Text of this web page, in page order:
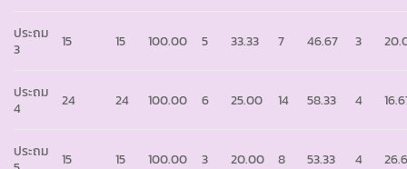
ประถม
3
15 15 100.00 5 33.33 7 46.67 3
ประถม
4
24 24 100.00 6 25.00 14 58.33 4
ประถม
15 15 100.00 3 20.00 8 53.33 4